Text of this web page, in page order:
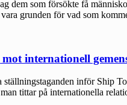
dem som försökte få
vara grunden för vad som
internationell
inför Ship
tittar på internationella